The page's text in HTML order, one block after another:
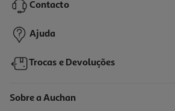
1,79 €
Contacto
Ajuda
Trocas e Devoluções
Sobre a Auchan